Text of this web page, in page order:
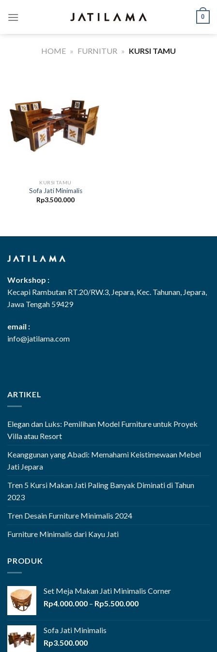
0
HOME » FURNITUR » KURSI TAMU
KURSI TAMU
Sofa Jati Minimalis
Rp3.500.000
Workshop :
Kecapi Rambutan RT.20/RW.3, Jepara, Kec. Tahunan, Jepara,
Jawa Tengah 59429
email :
info@jatilama.com
ARTIKEL
Elegan dan Luks: Pemilihan Model Furniture untuk Proyek
Villa atau Resort
Keanggunan yang Abadi: Memahami Keistimewaan Mebel
Jati Jepara
Tren 5 Kursi Makan Jati Paling Banyak Diminati di Tahun
2023
Tren Desain Furniture Minimalis 2024
Furniture Minimalis dari Kayu Jati
PRODUK
Set Meja Makan Jati Minimalis Corner
Rp4.000.000 – Rp5.500.000Rentang
Sofa Jati Minimalis
Rp3.500.000